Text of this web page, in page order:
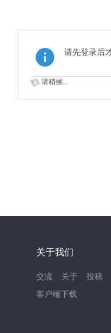
请先登录后
请稍候...
关于我们
交流 关于
投稿
客户端下载